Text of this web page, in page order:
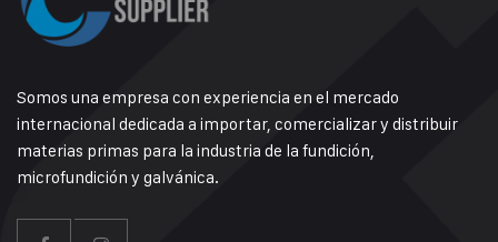
Somos una empresa con experiencia en el mercado
internacional dedicada a importar, comercializar y distribuir
materias primas para la industria de la fundición,
microfundición y galvánica.